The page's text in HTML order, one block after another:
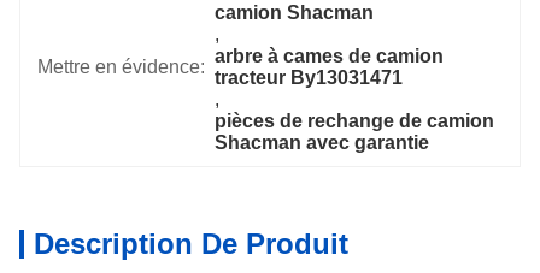
Mettre en évidence:
camion Shacman
,
arbre à cames de camion
tracteur By13031471
,
pièces de rechange de camion
Shacman avec garantie
Description De Produit